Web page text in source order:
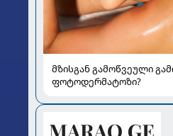
მზისგან გამოწვეული
ფოტოდერმატოზი?